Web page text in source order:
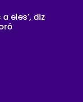
eles’, diz